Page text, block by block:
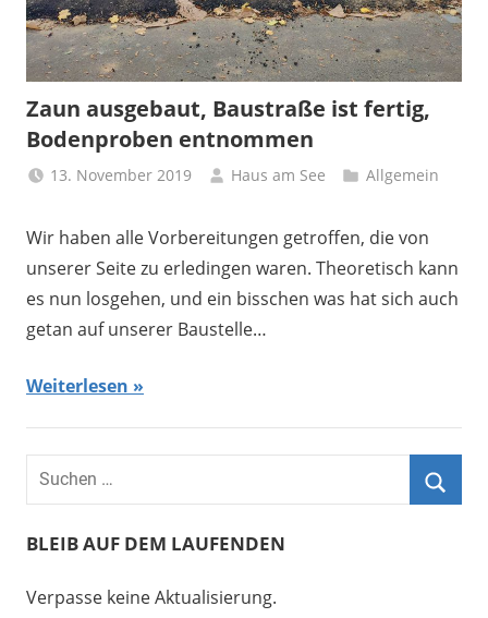
Zaun ausgebaut, Baustraße ist fertig,
Bodenproben entnommen
13. November 2019 Haus am See Allgemein
Wir haben alle Vorbereitungen getroffen, die von
unserer Seite zu erledingen waren. Theoretisch kann
es nun losgehen, und ein bisschen was hat sich auch
getan auf unserer Baustelle…
Weiterlesen
BLEIB AUF DEM LAUFENDEN
Verpasse keine Aktualisierung.